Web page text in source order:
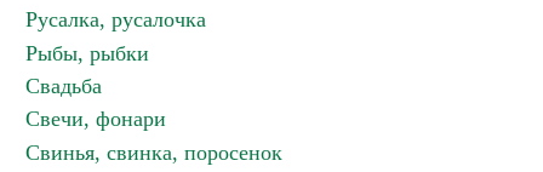
Русалка, русалочка
Рыбы, рыбки
Свадьба
Свечи, фонари
Свинья, свинка, поросенок